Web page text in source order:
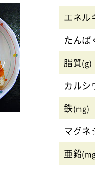
エネル
たんぱ
脂質(g)
カルシ
鉄(mg)
マグネ
亜鉛